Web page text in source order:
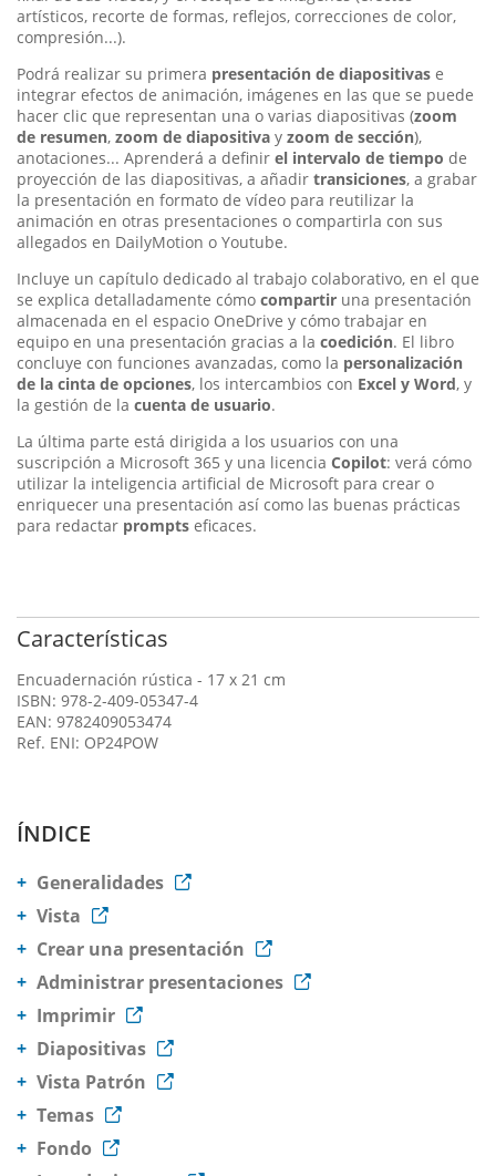
artísticos, recorte de formas, reflejos, correcciones de color,
compresión...).
Podrá realizar su primera presentación de diapositivas e
integrar efectos de animación, imágenes en las que se puede
hacer clic que representan una o varias diapositivas (zoom
de resumen, zoom de diapositiva y zoom de sección),
anotaciones... Aprenderá a definir el intervalo de tiempo de
proyección de las diapositivas, a añadir transiciones, a grabar
la presentación en formato de vídeo para reutilizar la
animación en otras presentaciones o compartirla con sus
allegados en DailyMotion o Youtube.
Incluye un capítulo dedicado al trabajo colaborativo, en el que
se explica detalladamente cómo compartir una presentación
almacenada en el espacio OneDrive y cómo trabajar en
equipo en una presentación gracias a la coedición. El libro
concluye con funciones avanzadas, como la personalización
de la cinta de opciones, los intercambios con Excel y Word, y
la gestión de la cuenta de usuario.
La última parte está dirigida a los usuarios con una
suscripción a Microsoft 365 y una licencia Copilot: verá cómo
utilizar la inteligencia artificial de Microsoft para crear o
enriquecer una presentación así como las buenas prácticas
para redactar prompts eficaces.
Características
Encuadernación rústica - 17 x 21 cm
ISBN: 978-2-409-05347-4
EAN: 9782409053474
Ref. ENI: OP24POW
ÍNDICE
Generalidades
Vista
Crear una presentación
Administrar presentaciones
Imprimir
Diapositivas
Vista Patrón
Temas
Fondo